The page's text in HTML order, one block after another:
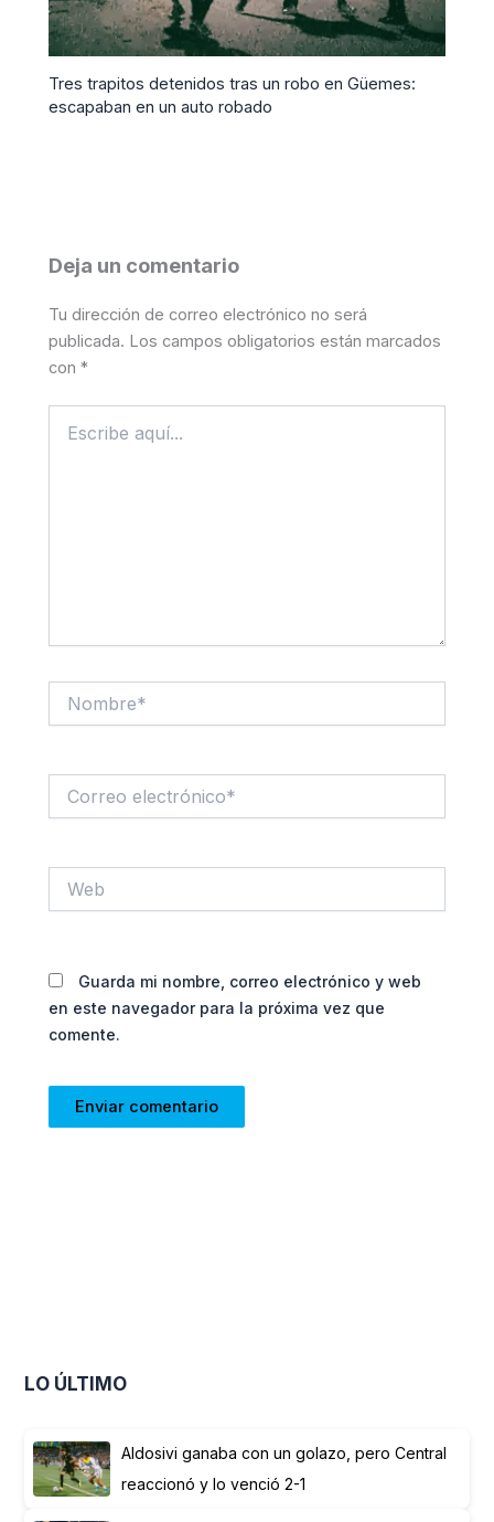
Tres trapitos detenidos tras un robo en Güemes:
escapaban en un auto robado
Deja un comentario
Tu dirección de correo electrónico no será
publicada. Los campos obligatorios están marcados
con*
aquí...
electrónico*
Guarda mi nombre, correo electrónico y web
en este navegador para la próxima vez que
comente.
LO ÚLTIMO
Aldosivi ganaba con un golazo, pero Central
reaccionó y lo venció 2-1